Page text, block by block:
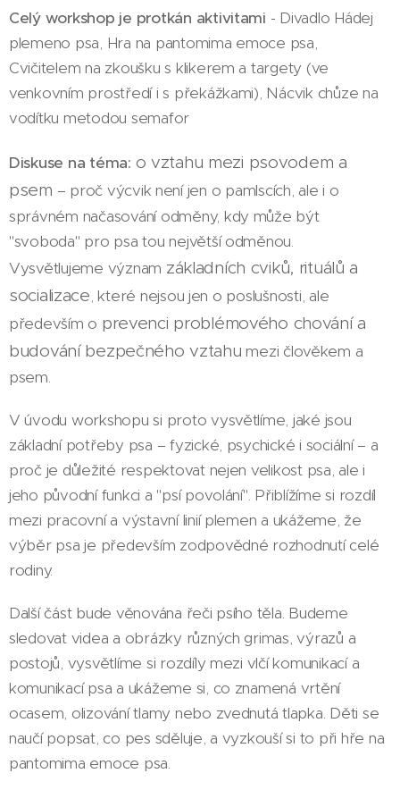
Celý workshop je protkán aktivitami - Divadlo Hádej
plemeno psa, Hra na pantomima emoce psa,
Cvičitelem na zkoušku s klikerem a targety (ve
venkovním prostředí i s překážkami), Nácvik chůze na
vodítku metodou semafor
Diskuse na téma: o vztahu mezi psovodem a
psem – proč výcvik není jen o pamlscích, ale i o
správném načasování odměny, kdy může být
"svoboda" pro psa tou největší odměnou.
Vysvětlujeme význam základních cviků, rituálů a
socializace, které nejsou jen o poslušnosti, ale
především o prevenci problémového chování a
budování bezpečného vztahu mezi člověkem a
psem.
V úvodu workshopu si proto vysvětlíme, jaké jsou
základní potřeby psa – fyzické, psychické i sociální – a
proč je důležité respektovat nejen velikost psa, ale i
jeho původní funkci a "psí povolání". Přiblížíme si rozdíl
mezi pracovní a výstavní linií plemen a ukážeme, že
výběr psa je především zodpovědné rozhodnutí celé
rodiny.
Další část bude věnována řeči psího těla. Budeme
sledovat videa a obrázky různých grimas, výrazů a
postojů, vysvětlíme si rozdíly mezi vlčí komunikací a
komunikací psa a ukážeme si, co znamená vrtění
ocasem, olizování tlamy nebo zvednutá tlapka. Děti se
naučí popsat, co pes sděluje, a vyzkouší si to při hře na
pantomima emoce psa.